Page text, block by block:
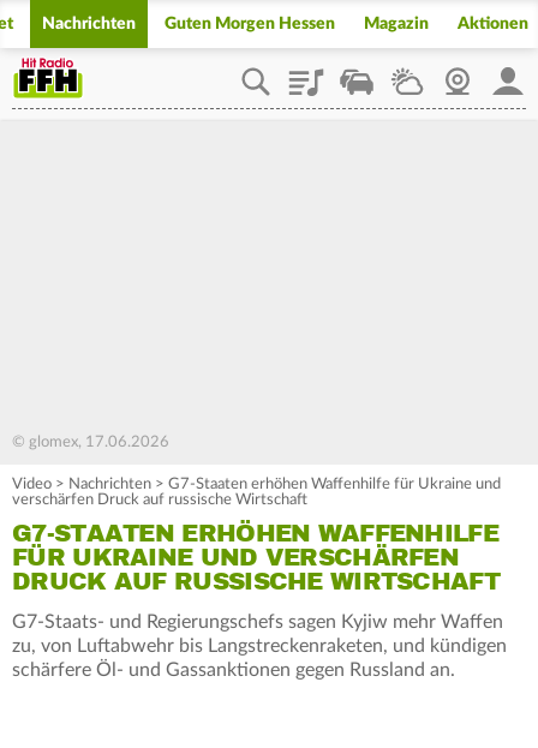
Nachrichten Guten Morgen Hessen Magazin Aktionen
PlaylistStaupilotWetterWebcam
© glomex, 17.06.2026
Video > Nachrichten > G7-Staaten erhöhen Waffenhilfe für Ukraine und
verschärfen Druck auf russische Wirtschaft
G7-STAATEN ERHÖHEN WAFFENHILFE
FÜR UKRAINE UND VERSCHÄRFEN
DRUCK AUF RUSSISCHE WIRTSCHAFT
G7-Staats- und Regierungschefs sagen Kyjiw mehr Waffen
zu, von Luftabwehr bis Langstreckenraketen, und kündigen
schärfere Öl- und Gassanktionen gegen Russland an.